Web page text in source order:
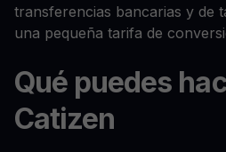
transferencias bancarias y de
una pequeña tarifa de
Qué puedes
Catizen